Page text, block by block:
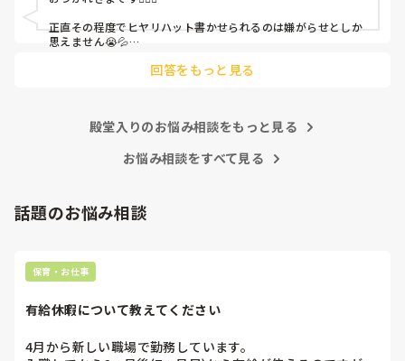
皆さんの園はどうですか?
正直その程度でヒヤリハット書かせられるのは嫌がらせとしか
思えません😭💦
回答をもっと見る
殿堂入りのお悩み相談をもっと見る
お悩み相談をすべて見る
話題のお悩み相談
保育・お仕事
有給休暇について教えてください
4月から新しい職場で勤務しています。